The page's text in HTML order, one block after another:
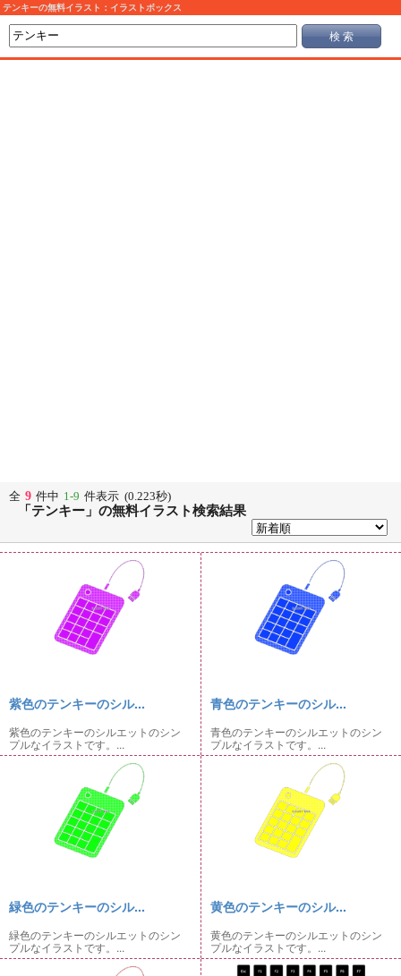
テンキーの無料イラスト：イラストボックス
検 索
全 9 件中 1-9 件表示 (0.223秒)
「テンキー」の無料イラスト検索結果
紫色のテンキーのシル...
紫色のテンキーのシルエットのシン
プルなイラストです。...
青色のテンキーのシル...
青色のテンキーのシルエットのシン
プルなイラストです。...
緑色のテンキーのシル...
緑色のテンキーのシルエットのシン
プルなイラストです。...
黄色のテンキーのシル...
黄色のテンキーのシルエットのシン
プルなイラストです。...